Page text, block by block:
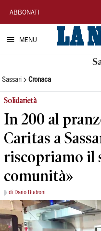
La
Nuova
Sardegna
ABBONATI
MENU
Sassari Cronaca
Solidarietà
In 200 al
Caritas a
riscopriamo il
comunità»
di Dario Budroni